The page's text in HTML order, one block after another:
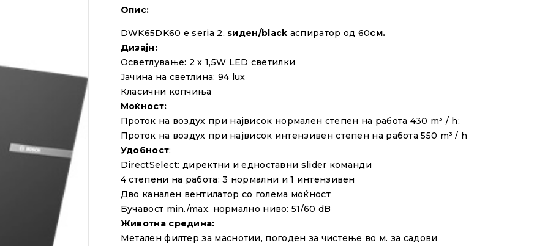
Опис:
DWK65DK60 e seria 2, sиден/black аспиратор од 60см.
Дизајн:
Oсветлување: 2 x 1,5W LED светилки
Јачина на светлина: 94 lux
Класични копчиња
Моќност:
Проток на воздух при највисок нормален степен на работа 430 m³ / h;
Проток на воздух при највисок интензивен степен на работа 550 m³ / h
Удобност:
DirectSelect: директни и едноставни slider команди
4 степени на работа:3 нормални и 1 интензивен
Дво канален вентилатор со голема моќност
Бучавост min./max. нормално ниво: 51/60 dB
Животна средина:
Метален филтер за маснотии, погоден за чистење во м. за садови